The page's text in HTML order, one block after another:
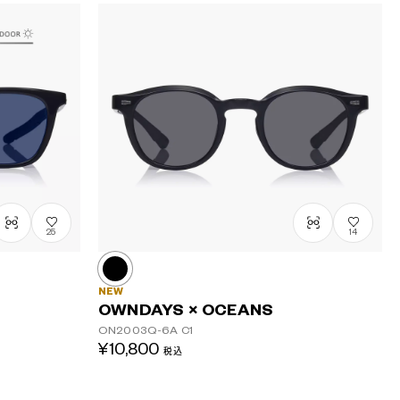
25 14
NEW
OWNDAYS × OCEANS
ON2003Q-6A C1
¥10,800 税込